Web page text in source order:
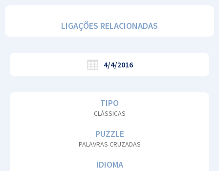
LIGAÇÕES RELACIONADAS
4/4/2016
TIPO
CLÁSSICAS
PUZZLE
PALAVRAS CRUZADAS
IDIOMA